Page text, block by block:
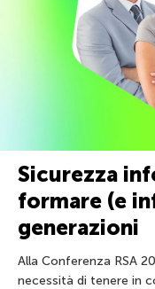
Sicurezza
formare (e
generazioni
Alla Conferenza RSA
necessità di tenere in